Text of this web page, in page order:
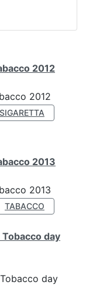
2012
2012
SIGARETTA
2013
2013
TABACCO
day
day